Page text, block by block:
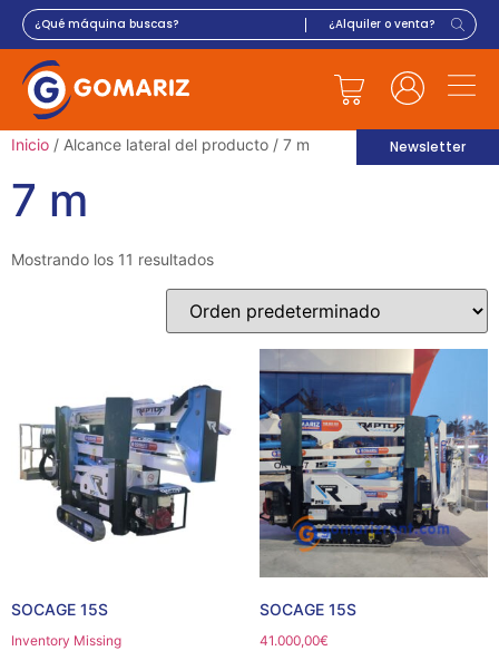
Newsletter
Inicio / Alcance lateral del producto / 7 m
7 m
Mostrando los 11 resultados
SOCAGE 15S
Inventory Missing
SOCAGE 15S
41.000,00€